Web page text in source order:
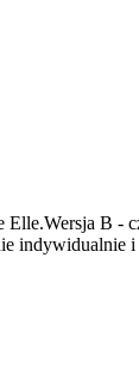
Elle.Wersja
i